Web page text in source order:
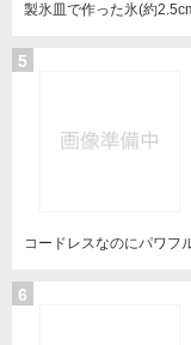
製氷皿で作った氷(約
5
コードレスなのにパワフ
6